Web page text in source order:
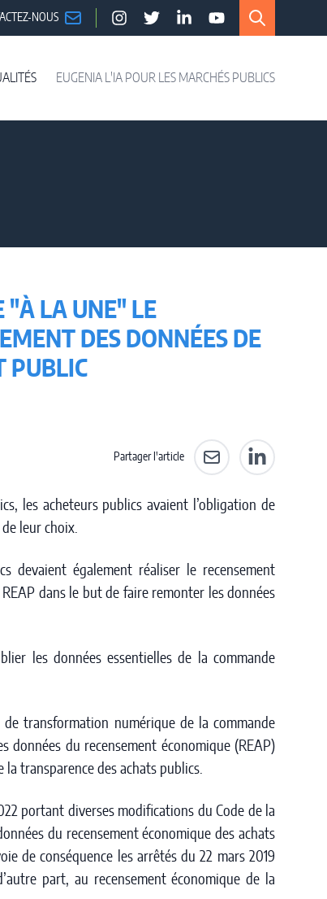
NOUS
InstagramTwitterLinkedInYouTube
EUGENIA L'IA POUR LES MARCHÉS PUBLICS
"À LA UNE" LE
DES DONNÉES DE
PUBLIC
Partager l'article
Partager par e-mail
Partager sur
les acheteurs publics avaient l’obligation de
leur choix.
devaient également réaliser le recensement
dans le but de faire remonter les données
les données essentielles de la commande
transformation numérique de la commande
données du recensement économique (REAP)
transparence des achats publics.
portant diverses modifications du Code de la
du recensement économique des achats
de conséquence les arrêtés du 22 mars 2019
part, au recensement économique de la